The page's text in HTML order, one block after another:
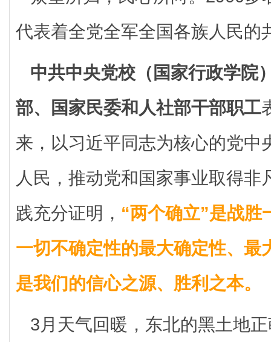
代表着全党全军全国各族人民的
中共中央党校（国家行政学院
部、国家民委和人社部干部职工
来，以习近平同志为核心的党中
人民，推动党和国家事业取得非
践充分证明， “两个确立”是战胜
一切不确定性的最大确定性、最
是我们的信心之源、胜利之本。
3月天气回暖，东北的黑土地